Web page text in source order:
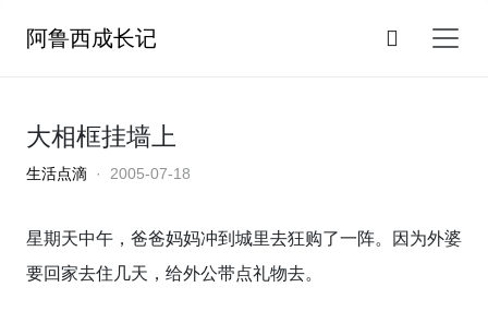
阿鲁西成长记
大相框挂墙上
生活点滴 · 2005-07-18
星期天中午，爸爸妈妈冲到城里去狂购了一阵。因为外婆
要回家去住几天，给外公带点礼物去。